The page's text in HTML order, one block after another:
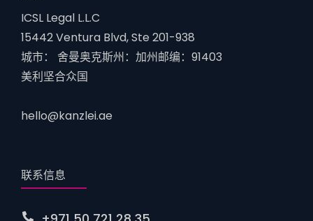
ICSL Legal L.L.C
15442 Ventura Blvd, Ste 201-938
城市： 舍曼奥克斯州：加州邮编：91403
美利坚合众国
hello@kanzlei.ae
联系信息